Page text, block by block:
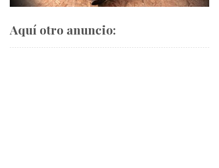
Aquí otro anuncio: